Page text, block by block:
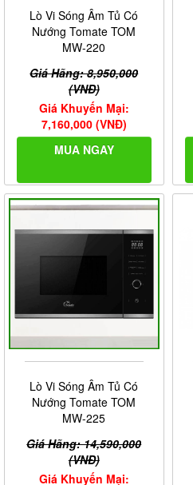
Lò Vi Sóng Âm Tủ Có
Nướng Tomate TOM
MW-220
Giá Hãng: 8,950,000
(VNĐ)
Giá Khuyến Mại:
7,160,000 (VNĐ)
MUA NGAY
Lò Vi Sóng Âm Tủ Có
Nướng Tomate TOM
MW-225
Giá Hãng: 14,590,000
(VNĐ)
Giá Khuyến Mại: